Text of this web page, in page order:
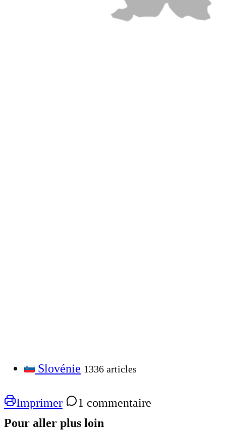
Slovénie 1336 articles
Imprimer
1 commentaire
Pour aller plus loin